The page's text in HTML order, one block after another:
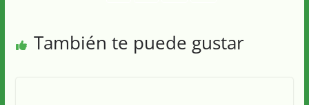
También te puede gustar